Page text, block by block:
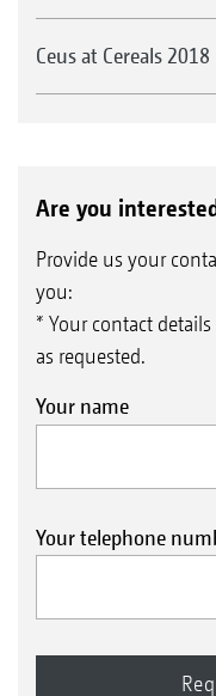
Ceus at Cereals 2018
Are you
Provide us your
you:
* Your contact
as requested.
Your name
Your telephone